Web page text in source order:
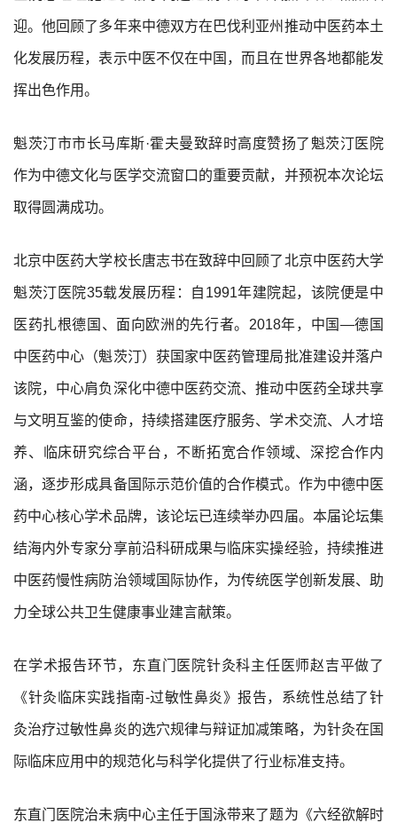
迎。他回顾了多年来中德双方在巴伐利亚州推动中医药本土
化发展历程，表示中医不仅在中国，而且在世界各地都能发
挥出色作用。
魁茨汀市市长马库斯·霍夫曼致辞时高度赞扬了魁茨汀医院
作为中德文化与医学交流窗口的重要贡献，并预祝本次论坛
取得圆满成功。
北京中医药大学校长唐志书在致辞中回顾了北京中医药大学
魁茨汀医院35载发展历程：自1991年建院起，该院便是中
医药扎根德国、面向欧洲的先行者。2018年，中国—德国
中医药中心（魁茨汀）获国家中医药管理局批准建设并落户
该院，中心肩负深化中德中医药交流、推动中医药全球共享
与文明互鉴的使命，持续搭建医疗服务、学术交流、人才培
养、临床研究综合平台，不断拓宽合作领域、深挖合作内
涵，逐步形成具备国际示范价值的合作模式。作为中德中医
药中心核心学术品牌，该论坛已连续举办四届。本届论坛集
结海内外专家分享前沿科研成果与临床实操经验，持续推进
中医药慢性病防治领域国际协作，为传统医学创新发展、助
力全球公共卫生健康事业建言献策。
在学术报告环节，东直门医院针灸科主任医师赵吉平做了
《针灸临床实践指南-过敏性鼻炎》报告，系统性总结了针
灸治疗过敏性鼻炎的选穴规律与辩证加减策略，为针灸在国
际临床应用中的规范化与科学化提供了行业标准支持。
东直门医院治未病中心主任于国泳带来了题为《六经欲解时